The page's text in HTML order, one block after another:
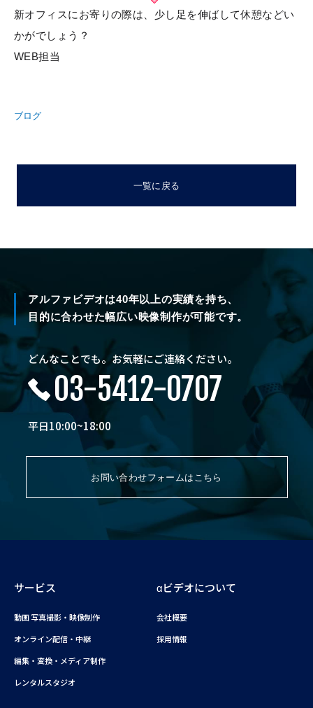
新オフィスにお寄りの際は、少し足を伸ばして休憩などい
かがでしょう？
WEB担当
ブログ
一覧に戻る
アルファビデオは40年以上の実績を持ち、
目的に合わせた幅広い映像制作が可能です。
どんなことでも。お気軽にご連絡ください。
03-5412-0707
平日10:00~18:00
お問い合わせフォームはこちら
サービス
動画 写真撮影・映像制作
オンライン配信・中継
編集・変換・メディア制作
レンタルスタジオ
αビデオについて
会社概要
採用情報